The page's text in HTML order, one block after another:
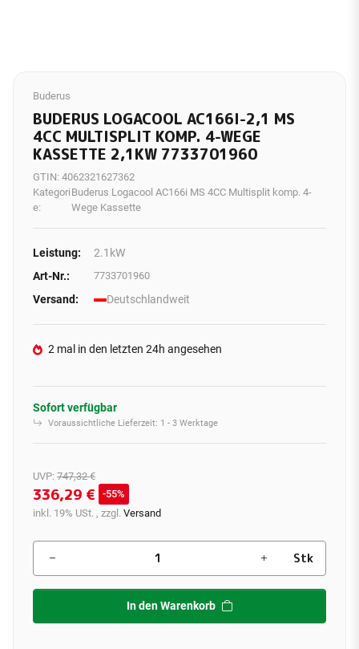
Buderus
BUDERUS LOGACOOL AC166I-2,1 MS
4CC MULTISPLIT KOMP. 4-WEGE
KASSETTE 2,1KW 7733701960
GTIN: 4062321627362
Kategori
e:
Buderus Logacool AC166i MS 4CC Multisplit komp. 4-
Wege Kassette
Leistung:
2.1kW
Art-Nr.:
7733701960
Versand: Deutschlandweit
2 mal in den letzten 24h angesehen
Sofort verfügbar
Voraussichtliche Lieferzeit: 1 - 3 Werktage
UVP: 747,32 €
336,29 €
55%
inkl. 19% USt. , zzgl. Versand
Stk
In den Warenkorb